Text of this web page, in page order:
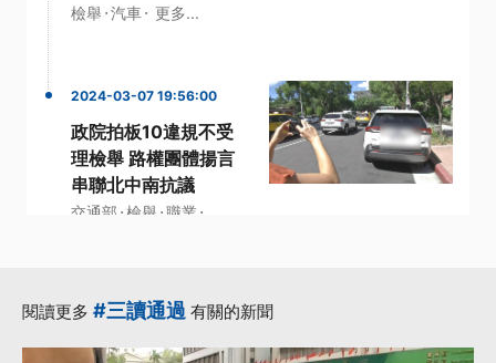
檢舉 ·汽車· 更多...
2024-03-07 19:56:00
政院拍板10違規不受
理檢舉 路權團體揚言
串聯北中南抗議
交通部 ·檢舉 ·職業 ·
閱讀更多 #三讀通過 有關的新聞